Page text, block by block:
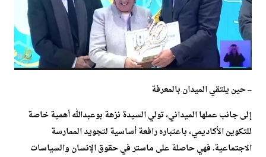
– حين يلتقي الميدان بالمعرفة
إلى جانب عملها الميداني، تولي السيدة نزهة بوعبدالله أهمية خاصة
للتكوين الأكاديمي، باعتباره رافعة أساسية لتجويد الممارسة
الاجتماعية. فهي حاصلة على ماستر في حقوق الإنسان والسياسات